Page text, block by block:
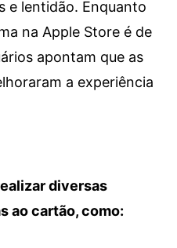
e lentidão. Enquanto
na Apple Store é de
apontam que as
a experiência
diversas
ao cartão, como: